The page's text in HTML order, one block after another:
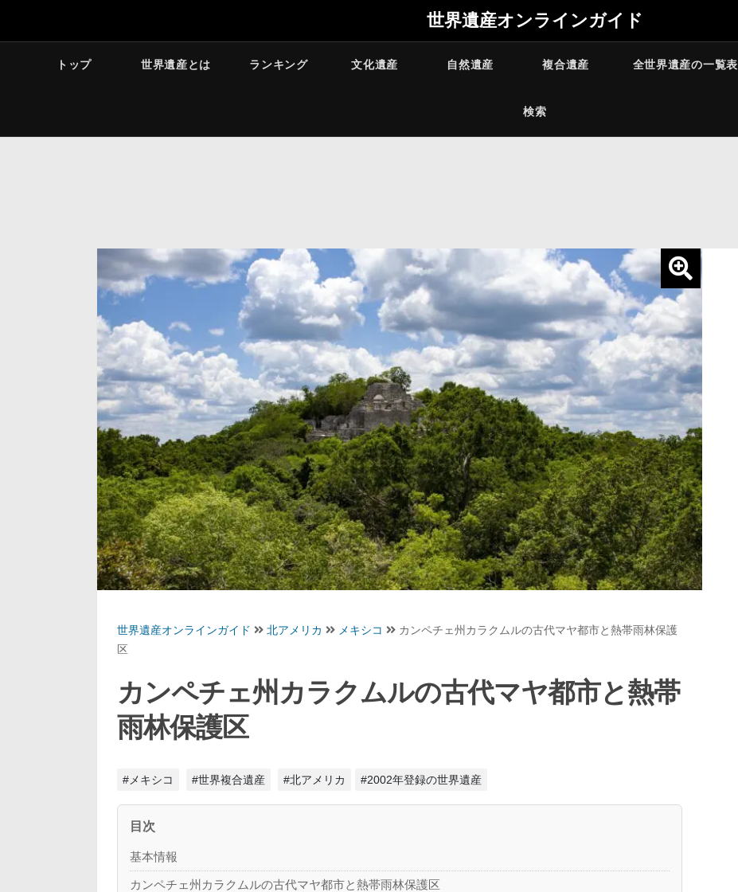
世界遺産オンラインガイド
トップ 世界遺産とは ランキング 文化遺産 自然遺産 複合遺産 全世界遺産の一覧表
検索
世界遺産オンラインガイド 北アメリカ メキシコ
カンペチェ州カラクムルの古代マヤ都市と熱帯雨林保護
区
カンペチェ州カラクムルの古代マヤ都市と熱帯
雨林保護区
#メキシコ #世界複合遺産 #北アメリカ #2002年登録の世界遺産
目次
基本情報
カンペチェ州カラクムルの古代マヤ都市と熱帯雨林保護区